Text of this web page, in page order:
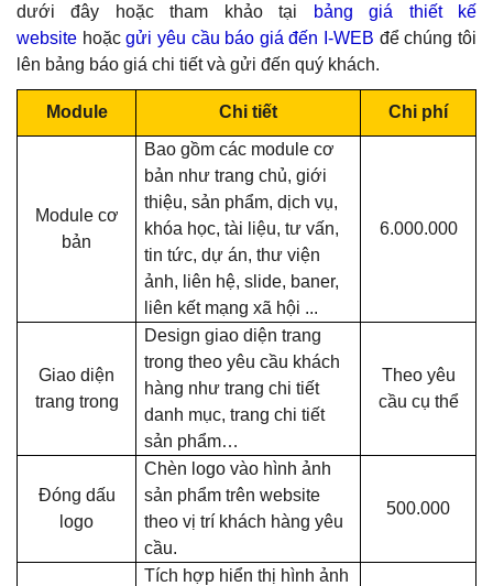
dưới đây hoặc tham khảotại
bảng giá thiết kế
website hoặcgửi yêu cầu báo giá đến I-WEB để chúng tôi
lên bảng báo giá chi tiết và gửi đến quý khách.
Module Chi tiết Chi phí
Module cơ
bản
Bao gồm các module cơ
bản như trang chủ, giới
thiệu, sản phẩm, dịch vụ,
khóa học, tài liệu, tư vấn,
tin tức, dự án, thư viện
ảnh, liên hệ, slide, baner,
liên kết mạng xã hội ...
6.000.000
Giao diện
trang trong
Design giao diện trang
trong theo yêu cầu khách
hàng như trang chi tiết
danh mục, trang chi tiết
sản phẩm…
Theo yêu
cầu cụ thể
Đóng dấu
logo
Chèn logo vào hình ảnh
sản phẩm trên website
theo vị trí khách hàng yêu
cầu.
500.000
Tích hợp hiển thị hình ảnh